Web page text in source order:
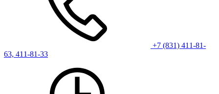
+7 (831) 411-81-
63, 411-81-33